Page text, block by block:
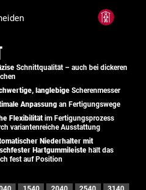
Schnittqualität – auch bei dickeren
langlebige Scherenmesser
Anpassung an Fertigungswege
Flexibilität im Fertigungsprozess
variantenreiche Ausstattung
Niederhalter mit
Hartgummileiste hält das
fest auf Position